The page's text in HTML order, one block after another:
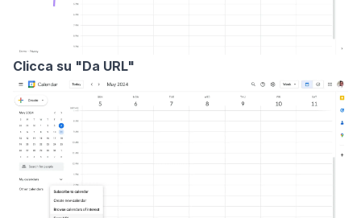
Clicca su "Da URL"